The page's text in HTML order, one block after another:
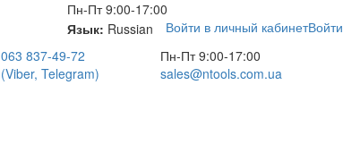
Пн-Пт 9:00-17:00
Язык: Russian Войти в личный кабинетВойти
063 837-49-72
(Viber, Telegram)
Пн-Пт 9:00-17:00
sales@ntools.com.ua